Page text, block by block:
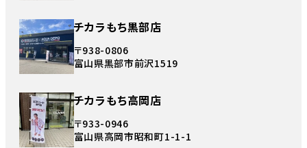
チカラもち黒部店
〒938-0806
富山県黒部市前沢1519
チカラもち高岡店
〒933-0946
富山県高岡市昭和町1-1-1